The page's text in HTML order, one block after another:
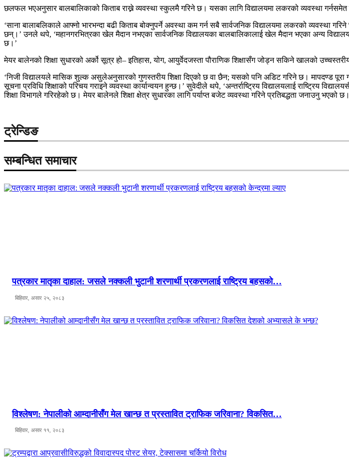
छलफल भएअनुसार बालबालिकाको किताब राख्ने व्यवस्था स्कुलमै गरिने छ। यसका लागि विद्यालयमा लकरको व्यवस्था
‘साना बालाबलिकाले आफ्नो भारभन्दा बढी किताब बोक्नुपर्ने अवस्था कम गर्न सबै सार्वजनिक विद्यालयमा लकरको
छन्।’ उनले थपे, ‘महानगरभित्रका खेल मैदान नभएका सार्वजनिक विद्यालयका बालबालिकालाई खेल मैदान भएका अन्य
छ।’
मेयर बालेनको शिक्षा सुधारको अर्को सूत्र हो– इतिहास, योग, आयुर्वेदजस्ता पौराणिक शिक्षासँग जोड्न सकिने खालको
‘निजी विद्यालयले मासिक शुल्क असुलेअनुसारको गुणस्तरीय शिक्षा दिएको छ वा छैन; यसको पनि अडिट गरिने छ। मापदण्ड पूरा
सूचना प्रविधि शिक्षाको परिचय गराइने व्यवस्था कार्यान्वयन हुन्छ।’ सुवेदीले थपे, ‘अन्तर्राष्ट्रिय विद्यालयलाई राष्ट्रिय
शिक्षा विभागले गरिरहेको छ। मेयर बालेनले शिक्षा क्षेत्र सुधारका लागि पर्याप्त बजेट व्यवस्था गरिने प्रतिबद्धता जनाउनु भएको
ट्रेन्डिङ
सम्बन्धित समाचार
पत्रकार मातृका दाहाल: जसले नक्कली भुटानी शरणार्थी प्रकरणलाई राष्ट्रिय बहसको…
बिहिवार, असार २५, २०८३
विश्लेषण: नेपालीको आम्दानीसँग मेल खान्छ त प्रस्तावित ट्राफिक जरिवाना? विकसित…
बिहिवार, असार ११, २०८३